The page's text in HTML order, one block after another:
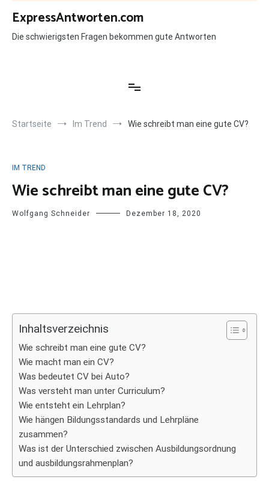
Zum
Inhalt
springen
ExpressAntworten.com
Die schwierigsten Fragen bekommen gute Antworten
Startseite Im Trend Wie schreibt man eine gute CV?
IM TREND
Wie schreibt man eine gute CV?
Wolfgang Schneider Dezember 18, 2020
Inhaltsverzeichnis
Wie schreibt man eine gute CV?
Wie macht man ein CV?
Was bedeutet CV bei Auto?
Was versteht man unter Curriculum?
Wie entsteht ein Lehrplan?
Wie hängen Bildungsstandards und Lehrpläne
zusammen?
Was ist der Unterschied zwischen Ausbildungsordnung
und ausbildungsrahmenplan?